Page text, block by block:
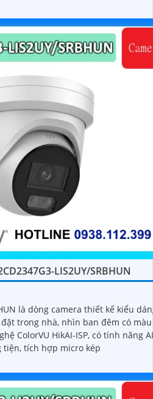
LIS2UY/SRBHUN
là dòng camera thiết kế kiểu
trong nhà, nhìn ban đêm có
ColorVU HikAI-ISP, có tính năng
tích hợp micro kép